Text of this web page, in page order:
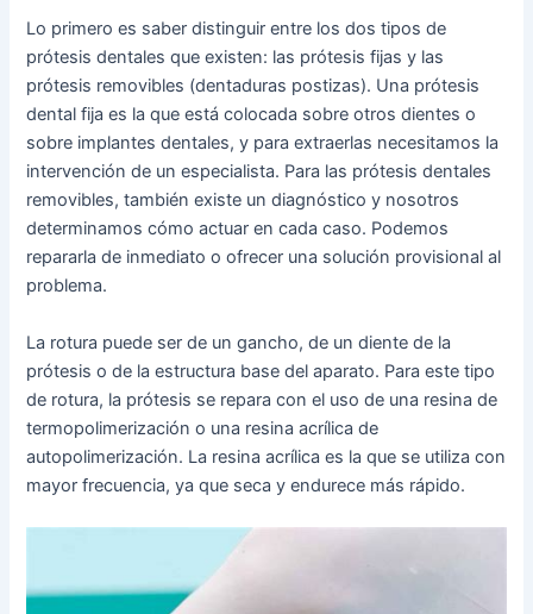
Lo primero es saber distinguir entre los dos tipos de
prótesis dentales que existen: las prótesis fijas y las
prótesis removibles (dentaduras postizas). Una prótesis
dental fija es la que está colocada sobre otros dientes o
sobre implantes dentales, y para extraerlas necesitamos la
intervención de un especialista. Para las prótesis dentales
removibles, también existe un diagnóstico y nosotros
determinamos cómo actuar en cada caso. Podemos
repararla de inmediato o ofrecer una solución provisional al
problema.
La rotura puede ser de un gancho, de un diente de la
prótesis o de la estructura base del aparato. Para este tipo
de rotura, la prótesis se repara con el uso de una resina de
termopolimerización o una resina acrílica de
autopolimerización. La resina acrílica es la que se utiliza con
mayor frecuencia, ya que seca y endurece más rápido.